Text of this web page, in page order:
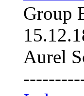
Group
Aurel